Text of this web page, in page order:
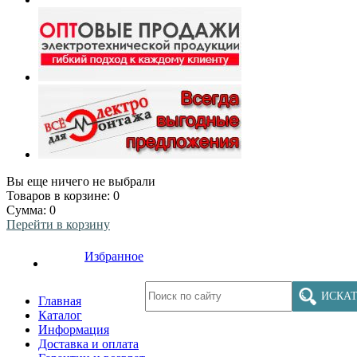
Вы еще ничего не выбрали
Товаров в корзине: 0
Сумма: 0
Перейти в корзину
Избранное
Главная
Каталог
Информация
Доставка и оплата